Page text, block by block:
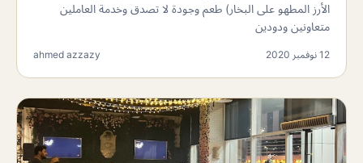
الأرز المطهو ​​على البخار) طعم وجودة لا تصدق وخدمة العاملين
متعاونين ودودين
12 نوفمبر 2020 ahmed azzazy